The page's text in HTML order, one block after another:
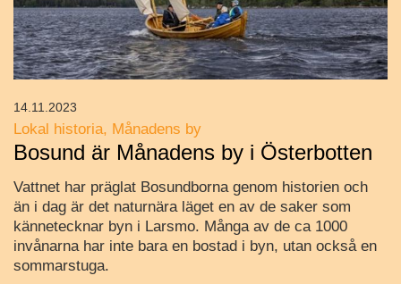
Lokal historia Månadens by
Bosund är Månadens by i Österbotten
Vattnet har präglat Bosundborna genom historien och
än i dag är det naturnära läget en av de saker som
kännetecknar byn i Larsmo. Många av de ca 1000
invånarna har inte bara en bostad i byn, utan också en
sommarstuga.
14.11.2023